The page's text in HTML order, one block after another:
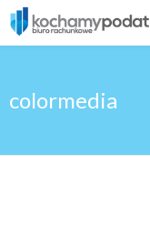
colormedia